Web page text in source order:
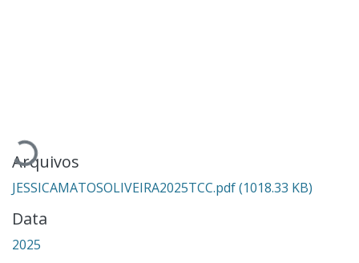
Carregando...
Arquivos
JESSICAMATOSOLIVEIRA2025TCC.pdf(1018.33 KB)
Data
2025